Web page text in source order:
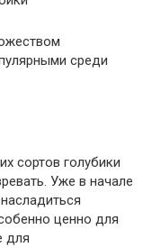
среди
сортов голубики
Уже в начале
ценно для
для